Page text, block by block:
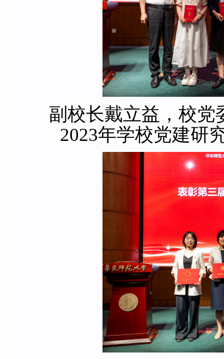
副校长戴立益，校党
2023年学校党建研